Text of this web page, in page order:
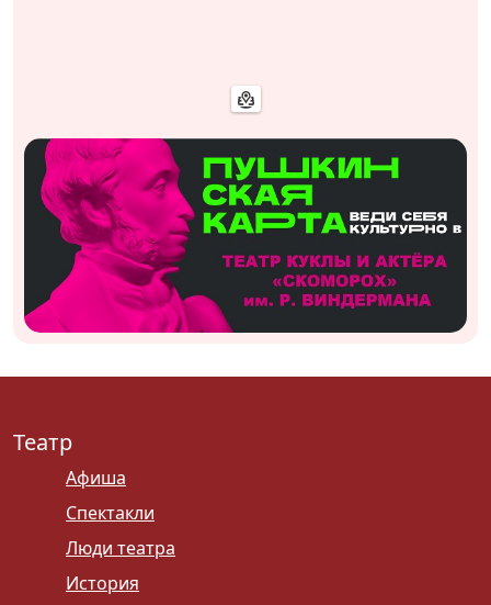
Театр
Афиша
Спектакли
Люди театра
История